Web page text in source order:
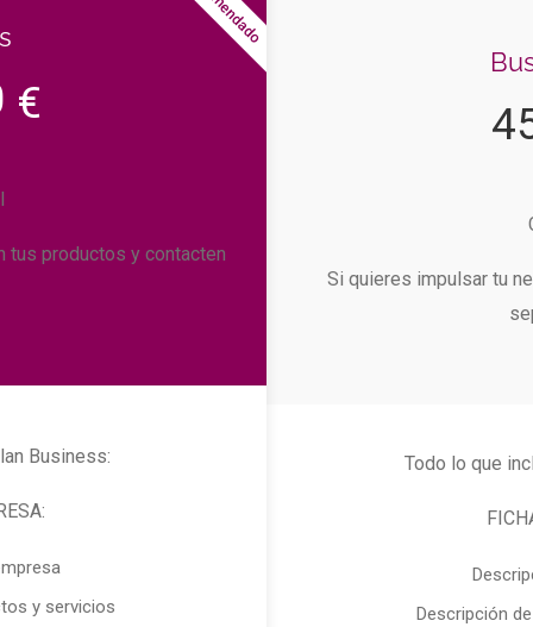
€
tus productos y contacten
Business:
y servicios
Si quieres impulsar tu
Todo lo que
Descripción